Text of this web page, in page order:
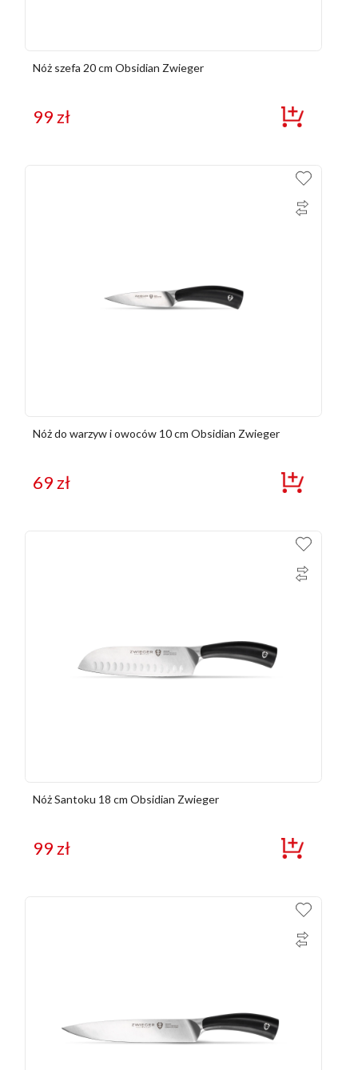
Nóż szefa 20 cm Obsidian Zwieger
99zł
Nóż do warzyw i owoców 10 cm Obsidian Zwieger
69zł
Nóż Santoku 18 cm Obsidian Zwieger
99zł